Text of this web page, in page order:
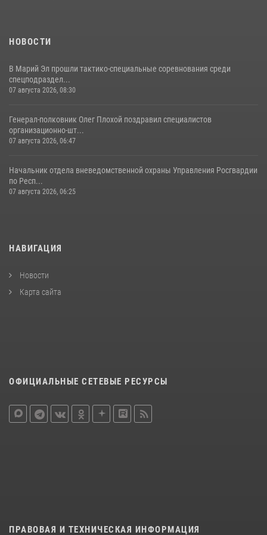
НОВОСТИ
В Марий Эл прошли тактико-специальные соревнования среди
спецподраздел...
07 августа 2026, 08:30
Генерал-полковник Олег Плохой поздравил специалистов
организационно-шт...
07 августа 2026, 06:47
Начальник отдела вневедомственной охраны Управления Росгвардии
по Респ...
07 августа 2026, 06:25
НАВИГАЦИЯ
Новости
Карта сайта
ОФИЦИАЛЬНЫЕ СЕТЕВЫЕ РЕСУРСЫ
ПРАВОВАЯ И ТЕХНИЧЕСКАЯ ИНФОРМАЦИЯ